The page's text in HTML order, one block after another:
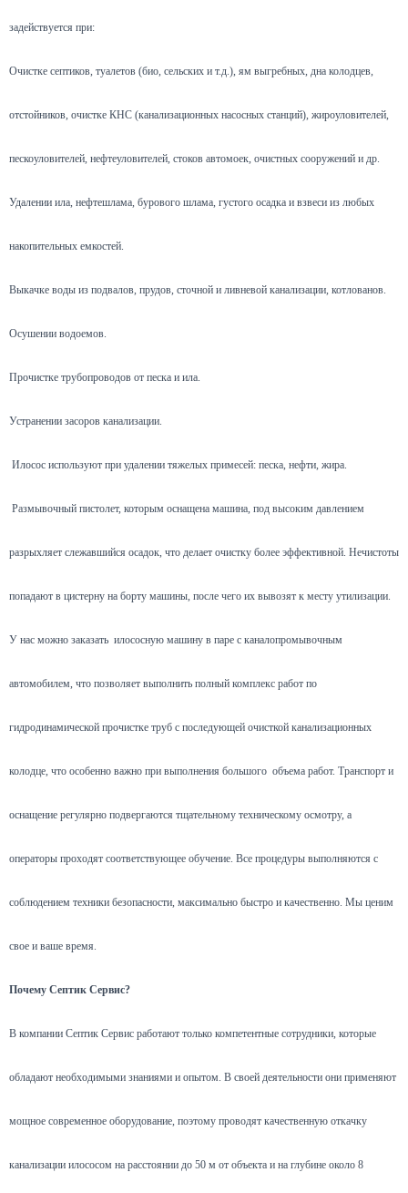
задействуется при:
Очистке септиков, туалетов (био, сельских и т.д.), ям выгребных, дна колодцев,
отстойников, очистке КНС (канализационных насосных станций), жироуловителей,
пескоуловителей, нефтеуловителей, стоков автомоек, очистных сооружений и др.
Удалении ила, нефтешлама, бурового шлама, густого осадка и взвеси из любых
накопительных емкостей.
Выкачке воды из подвалов, прудов, сточной и ливневой канализации, котлованов.
Осушении водоемов.
Прочистке трубопроводов от песка и ила.
Устранении засоров канализации.
Илосос используют при удалении тяжелых примесей: песка, нефти, жира.
Размывочный пистолет, которым оснащена машина, под высоким давлением
разрыхляет слежавшийся осадок, что делает очистку более эффективной. Нечистоты
попадают в цистерну на борту машины, после чего их вывозят к месту утилизации.
У нас можно заказать илососную машину в паре с каналопромывочным
автомобилем, что позволяет выполнить полный комплекс работ по
гидродинамической прочистке труб с последующей очисткой канализационных
колодце, что особенно важно при выполнения большого объема работ. Транспорт и
оснащение регулярно подвергаются тщательному техническому осмотру, а
операторы проходят соответствующее обучение. Все процедуры выполняются с
соблюдением техники безопасности, максимально быстро и качественно. Мы ценим
свое и ваше время.
Почему Септик Сервис?
В компании Септик Сервис работают только компетентные сотрудники, которые
обладают необходимыми знаниями и опытом. В своей деятельности они применяют
мощное современное оборудование, поэтому проводят качественную откачку
канализации илососом на расстоянии до 50 м от объекта и на глубине около 8